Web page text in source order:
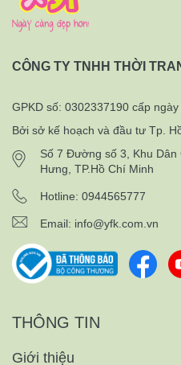
CÔNG TY TNHH THỜI
GPKD số: 0302337190 cấp
Bởi sở kế hoạch và đầu tư Tp.
Số 7 Đường số 3, Khu
Hưng, TP.Hồ Chí Minh
Hotline: 0944565777
Email: info@yfk.com.vn
THÔNG TIN
Giới thiệu